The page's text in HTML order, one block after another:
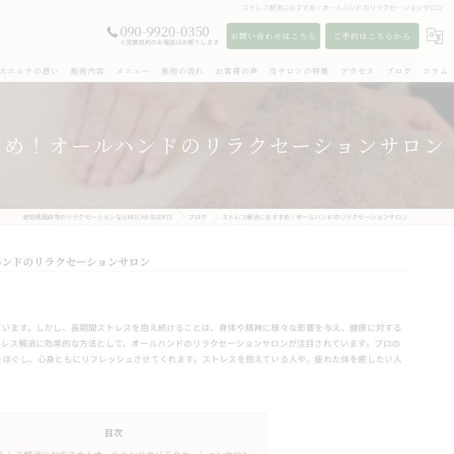
ストレス解消におすすめ！オールハンドのリラクセーションサロン
090-9920-0350
※営業目的のお電話はお断りします
お問い合わせはこちら ご予約はこちらから
エルテの想い 施術内容 メニュー 施術の流れ お客様の声 当サロンの特徴
ボディケア
アクセス ブログ コラム
！オールハンドのリラクセーションサロン
愛知県岡崎市のリラクゼーションならMUCHA SUERTE ブログ ストレス解消におすすめ！オールハンドのリラクセーションサロン
ドのリラクセーションサロン
ます。しかし、長期間ストレスを抱え続けることは、身体や精神に様々な影響を与え、健康に対する
ス解消に効果的な方法として、オールハンドのリラクセーションサロンが注目されています。プロの
ぐし、心身ともにリフレッシュさせてくれます。ストレスを抱えている人や、疲れた体を癒したい人
目次